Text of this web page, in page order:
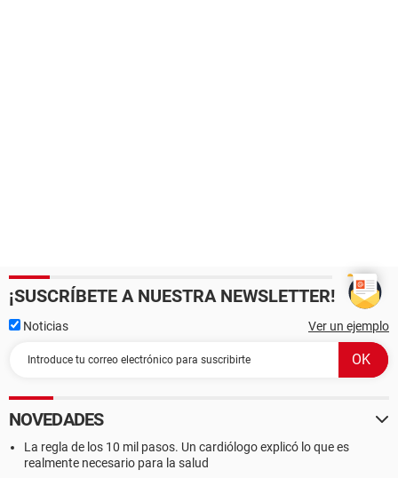
¡SUSCRÍBETE A NUESTRA NEWSLETTER!
Noticias Ver un ejemplo
NOVEDADES
La regla de los 10 mil pasos. Un cardiólogo explicó lo que es
realmente necesario para la salud